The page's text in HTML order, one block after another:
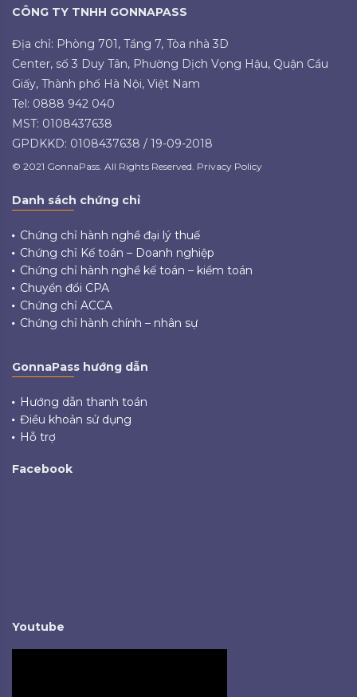
CÔNG TY TNHH GONNAPASS
Địa chỉ: Phòng 701, Tầng 7, Tòa nhà 3D
Center, số 3 Duy Tân, Phường Dịch Vọng Hậu, Quận Cầu
Giấy, Thành phố Hà Nội, Việt Nam
Tel: 0888 942 040
MST: 0108437638
GPDKKD: 0108437638 / 19-09-2018
© 2021 GonnaPass. All Rights Reserved. Privacy Policy
Danh sách chứng chỉ
Chứng chỉ hành nghề đại lý thuế
Chứng chỉ Kế toán – Doanh nghiệp
Chứng chỉ hành nghề kế toán – kiểm toán
Chuyển đổi CPA
Chứng chỉ ACCA
Chứng chỉ hành chính – nhân sự
GonnaPass hướng dẫn
Hướng dẫn thanh toán
Điều khoản sử dụng
Hỗ trợ
Facebook
Youtube